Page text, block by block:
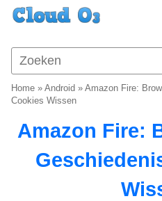
Home » Android » Amazon Fire:
Cookies Wissen
Amazon Fire: